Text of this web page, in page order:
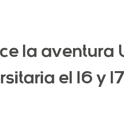
la aventura
el 16 y